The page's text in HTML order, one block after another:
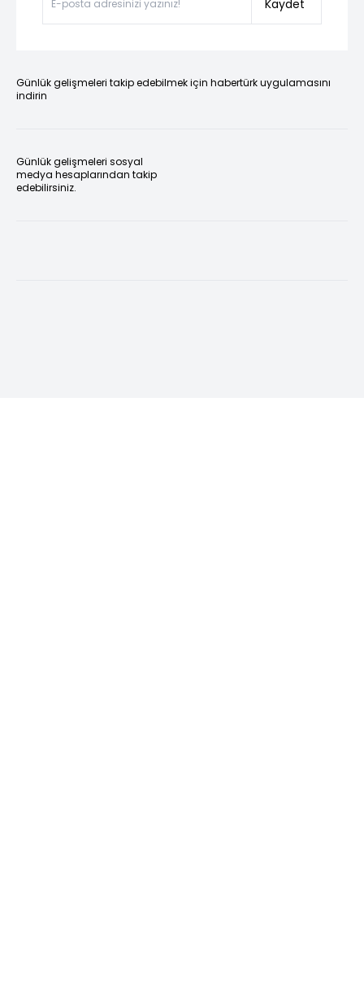
Kaydet
Günlük gelişmeleri takip edebilmek için habertürk uygulamasını
indirin
Günlük gelişmeleri sosyal
medya hesaplarından takip
edebilirsiniz.